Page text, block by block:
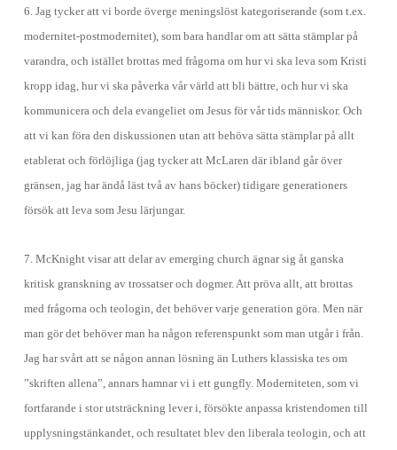
6. Jag tycker att vi borde överge meningslöst kategoriserande (som t.ex.
modernitet-postmodernitet), som bara handlar om att sätta stämplar på
varandra, och istället brottas med frågorna om hur vi ska leva som Kristi
kropp idag, hur vi ska påverka vår värld att bli bättre, och hur vi ska
kommunicera och dela evangeliet om Jesus för vår tids människor. Och
att vi kan föra den diskussionen utan att behöva sätta stämplar på allt
etablerat och förlöjliga (jag tycker att McLaren där ibland går över
gränsen, jag har ändå läst två av hans böcker) tidigare generationers
försök att leva som Jesu lärjungar.
7. McKnight visar att delar av emerging church ägnar sig åt ganska
kritisk granskning av trossatser och dogmer. Att pröva allt, att brottas
med frågorna och teologin, det behöver varje generation göra. Men när
man gör det behöver man ha någon referenspunkt som man utgår i från.
Jag har svårt att se någon annan lösning än Luthers klassiska tes om
”skriften allena”, annars hamnar vi i ett gungfly. Moderniteten, som vi
fortfarande i stor utsträckning lever i, försökte anpassa kristendomen till
upplysningstänkandet, och resultatet blev den liberala teologin, och att